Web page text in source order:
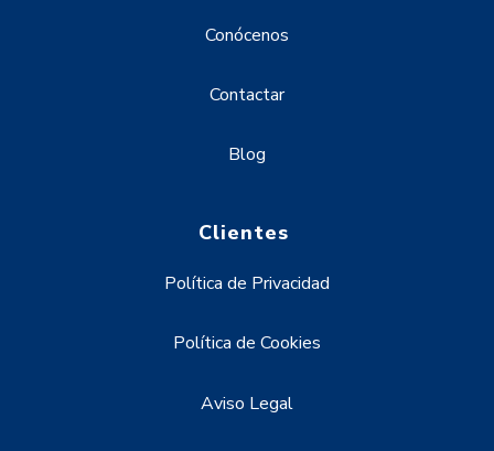
Conócenos
Contactar
Blog
Clientes
Política de Privacidad
Política de Cookies
Aviso Legal